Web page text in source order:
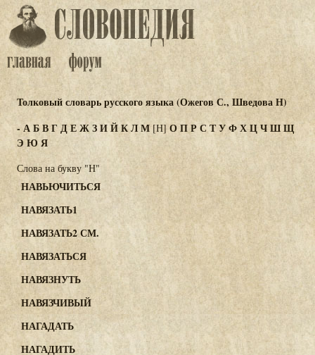
Толковый словарь русского языка (Ожегов С., Шведова Н)
-АБВГДЕЖЗИЙКЛМ[Н] ОПРС ТУФХЦЧШЩ
Э Ю Я
Слова на букву "Н"
НАВЬЮЧИТЬСЯ
НАВЯЗАТЬ1
НАВЯЗАТЬ2 СМ.
НАВЯЗАТЬСЯ
НАВЯЗНУТЬ
НАВЯЗЧИВЫЙ
НАГАДАТЬ
НАГАДИТЬ